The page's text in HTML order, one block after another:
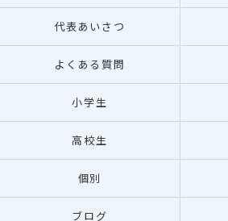
代表あいさつ
よくある質問
小学生
高校生
個別
ブログ